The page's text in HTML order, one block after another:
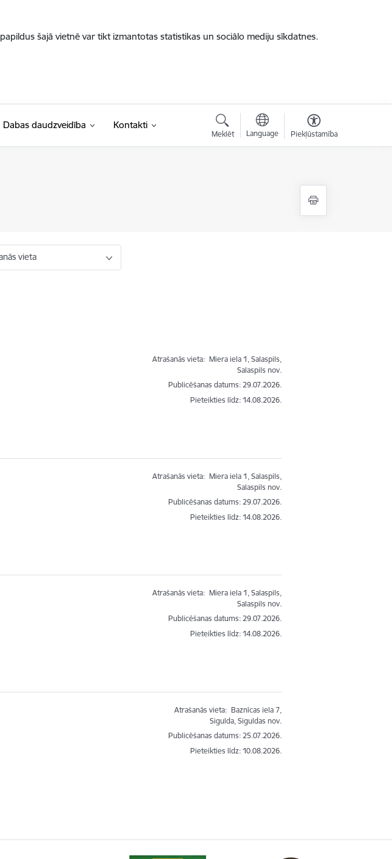
šajā vietnē var tikt izmantotas statistikas un sociālo mediju sīkdatnes.
Dabas daudzveidība Kontakti
Meklēt Language Piekļūstamība
vieta
Atrašanās vieta: Miera iela 1, Salaspils,
Salaspils nov.
Publicēšanas datums: 29.07.2026.
Pieteikties līdz:14.08.2026.
Atrašanās vieta: Miera iela 1, Salaspils,
Salaspils nov.
Publicēšanas datums: 29.07.2026.
Pieteikties līdz:14.08.2026.
Atrašanās vieta: Miera iela 1, Salaspils,
Salaspils nov.
Publicēšanas datums: 29.07.2026.
Pieteikties līdz:14.08.2026.
Atrašanās vieta: Baznīcas iela 7,
Sigulda, Siguldas nov.
Publicēšanas datums: 25.07.2026.
Pieteikties līdz:10.08.2026.